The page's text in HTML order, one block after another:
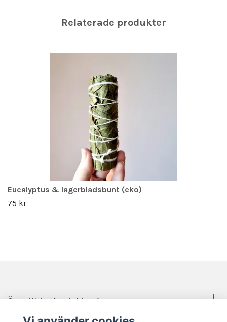
Eucalyptus & lagerbladsbunt (eko)
75 kr
Öppettider, kontakt, mässor mm.